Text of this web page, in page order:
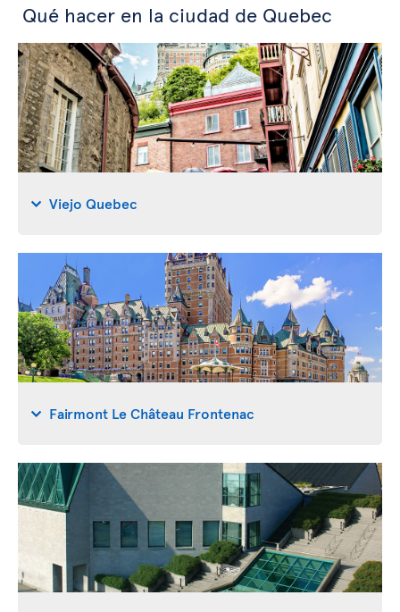
Qué hacer en la ciudad de Quebec
Viejo Quebec
Fairmont Le Château Frontenac